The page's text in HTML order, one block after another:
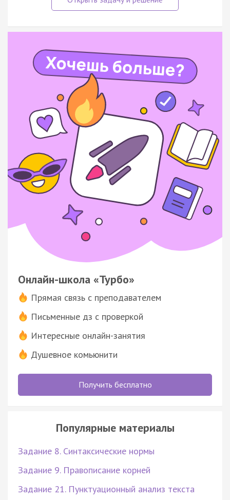
Онлайн-школа «Турбо»
Прямая связь с преподавателем
Письменные дз с проверкой
Интересные онлайн-занятия
Душевное комьюнити
Получить бесплатно
Популярные материалы
Задание 8. Синтаксические нормы
Задание 9. Правописание корней
Задание 21. Пунктуационный анализ текста